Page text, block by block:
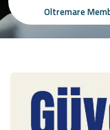
Oltremare